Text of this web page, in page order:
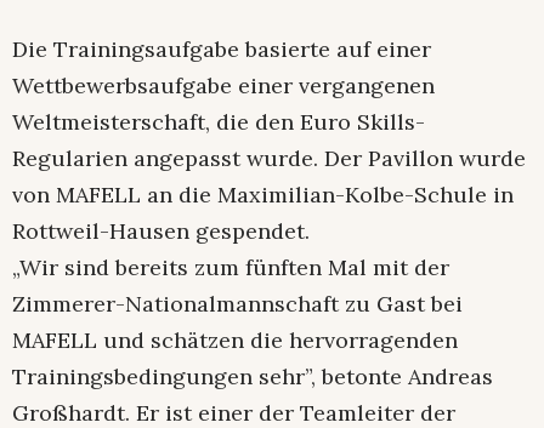
Die Trainingsaufgabe basierte auf einer
Wettbewerbsaufgabe einer vergangenen
Weltmeisterschaft, die den Euro Skills-
Regularien angepasst wurde. Der Pavillon wurde
von MAFELL an die Maximilian-Kolbe-Schule in
Rottweil-Hausen gespendet.
„Wir sind bereits zum fünften Mal mit der
Zimmerer-Nationalmannschaft zu Gast bei
MAFELL und schätzen die hervorragenden
Trainingsbedingungen sehr”, betonte Andreas
Großhardt. Er ist einer der Teamleiter der